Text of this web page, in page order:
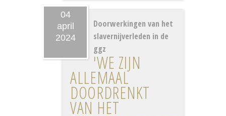
04
april
2024
Doorwerkingen van het
slavernijverleden in de
ggz
'WE ZIJN
ALLEMAAL
DOORDRENKT
VAN HET